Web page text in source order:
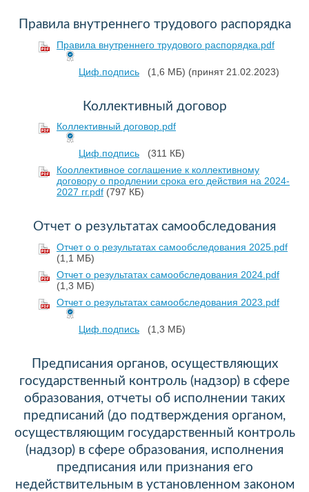
Правила внутреннего трудового распорядка
Правила внутреннего трудового распорядка.pdf
Циф.подпись (1,6 МБ) (принят 21.02.2023)
Коллективный договор
Коллективный договор.pdf
Циф.подпись
(311 КБ)
Кооллективное соглашение к коллективному
договору о продлении срока его действия на 2024-
2027 гг.pdf (797 КБ)
Отчет о результатах самообследования
Отчет о о результатах самообследования 2025.pdf
(1,1 МБ)
Отчет о результатах самообследования 2024.pdf
(1,3 МБ)
Отчет о результатах самообследования 2023.pdf
Циф.подпись (1,3 МБ)
Предписания органов, осуществляющих
государственный контроль (надзор) в сфере
образования, отчеты об исполнении таких
предписаний (до подтверждения органом,
осуществляющим государственный контроль
(надзор) в сфере образования, исполнения
предписания или признания его
недействительным в установленном законом